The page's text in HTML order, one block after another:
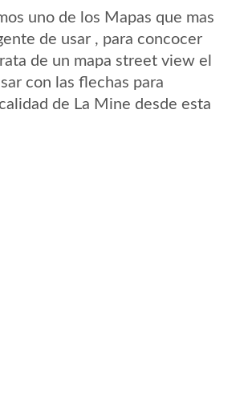
uno de los Mapas que mas
de usar , para concocer
de un mapa street view el
con las flechas para
de La Mine desde esta